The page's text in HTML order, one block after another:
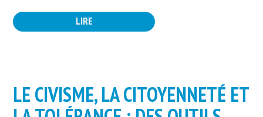
LIRE
LE CIVISME, LA CITOYENNETÉ ET